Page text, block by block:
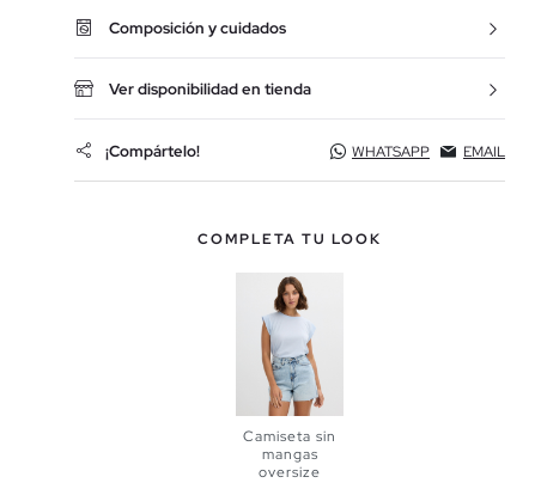
Composición y cuidados
Ver disponibilidad en tienda
¡Compártelo! WHATSAPP EMAIL
COMPLETA TU LOOK
Camiseta sin
mangas
oversize